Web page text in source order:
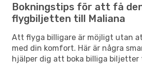
Bokningstips för att få
flygbiljetten till Maliana
Att flyga billigare är möjligt utan
med din komfort. Här är några
hjälper dig att boka billiga biljetter